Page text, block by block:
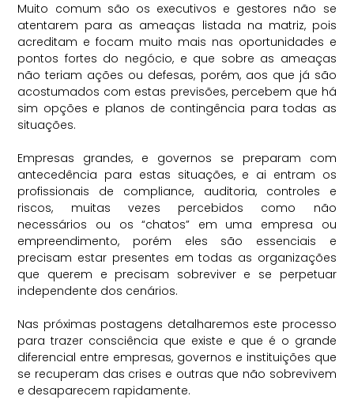
Muito comum são os executivos e gestores não se
atentarem para as ameaças listada na matriz, pois
acreditam e focam muito mais nas oportunidades e
pontos fortes do negócio, e que sobre as ameaças
não teriam ações ou defesas, porém, aos que já são
acostumados com estas previsões, percebem que há
sim opções e planos de contingência para todas as
situações.
Empresas grandes, e governos se preparam com
antecedência para estas situações, e ai entram os
profissionais de compliance, auditoria, controles e
riscos, muitas vezes percebidos como não
necessários ou os “chatos” em uma empresa ou
empreendimento, porém eles são essenciais e
precisam estar presentes em todas as organizações
que querem e precisam sobreviver e se perpetuar
independente dos cenários.
Nas próximas postagens detalharemos este processo
para trazer consciência que existe e que é o grande
diferencial entre empresas, governos e instituições que
se recuperam das crises e outras que não sobrevivem
e desaparecem rapidamente.